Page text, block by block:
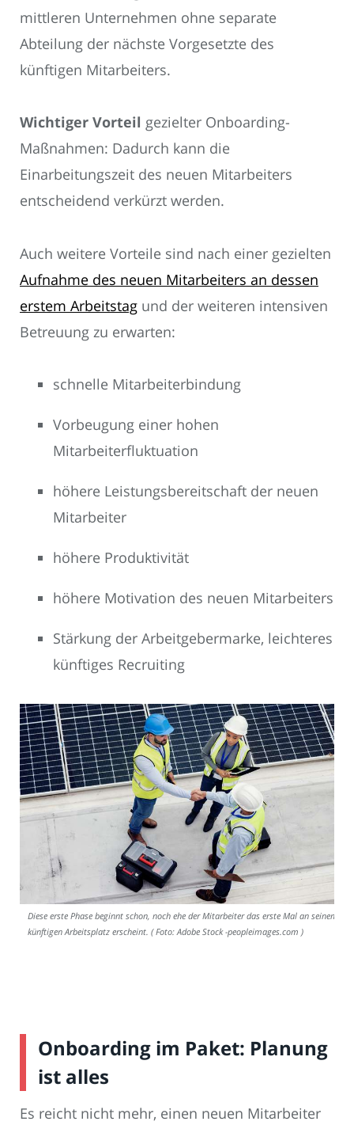
mittleren Unternehmen ohne separate
Abteilung der nächste Vorgesetzte des
künftigen Mitarbeiters.
Wichtiger Vorteil gezielter Onboarding-
Maßnahmen: Dadurch kann die
Einarbeitungszeit des neuen Mitarbeiters
entscheidend verkürzt werden.
Auch weitere Vorteile sind nach einer gezielten
Aufnahme des neuen Mitarbeiters an dessen
erstem Arbeitstag und der weiteren intensiven
Betreuung zu erwarten:
schnelle Mitarbeiterbindung
Vorbeugung einer hohen
Mitarbeiterfluktuation
höhere Leistungsbereitschaft der neuen
Mitarbeiter
höhere Produktivität
höhere Motivation des neuen Mitarbeiters
Stärkung der Arbeitgebermarke, leichteres
künftiges Recruiting
Diese erste Phase beginnt schon, noch ehe der Mitarbeiter das erste Mal an seinem
künftigen Arbeitsplatz erscheint. ( Foto: Adobe Stock -peopleimages.com )
Onboarding im Paket: Planung
ist alles
Es reicht nicht mehr, einen neuen Mitarbeiter